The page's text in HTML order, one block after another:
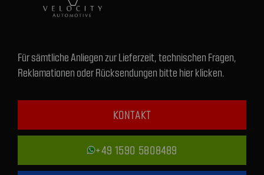
Für sämtliche Anliegen zur Lieferzeit, technischen Fragen,
Reklamationen oder Rücksendungen bitte hier klicken.
KONTAKT
+49 1590 5808489